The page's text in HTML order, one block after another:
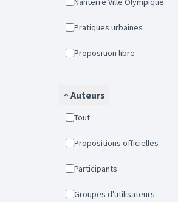
Pratiques urbaines
Proposition libre
Auteurs
Tout
Propositions officielles
Participants
Groupes d'utilisateurs